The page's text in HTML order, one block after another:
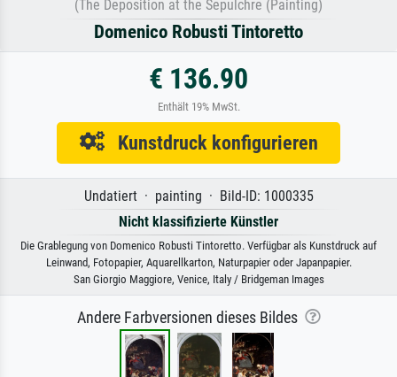
(The Deposition at the Sepulchre (Painting)
Domenico Robusti Tintoretto
€ 136.90
Enthält 19% MwSt.
Kunstdruck konfigurieren
Undatiert · painting · Bild-ID: 1000335
Nicht klassifizierte Künstler
Die Grablegung von Domenico Robusti Tintoretto. Verfügbar als Kunstdruck auf
Leinwand, Fotopapier, Aquarellkarton, Naturpapier oder Japanpapier.
San Giorgio Maggiore, Venice, Italy / Bridgeman Images
Andere Farbversionen dieses Bildes